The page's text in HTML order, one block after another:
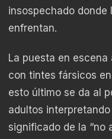
insospechado
enfrentan.
La puesta en
con tintes fársicos
esto último se da al
adultos
significado de la “no